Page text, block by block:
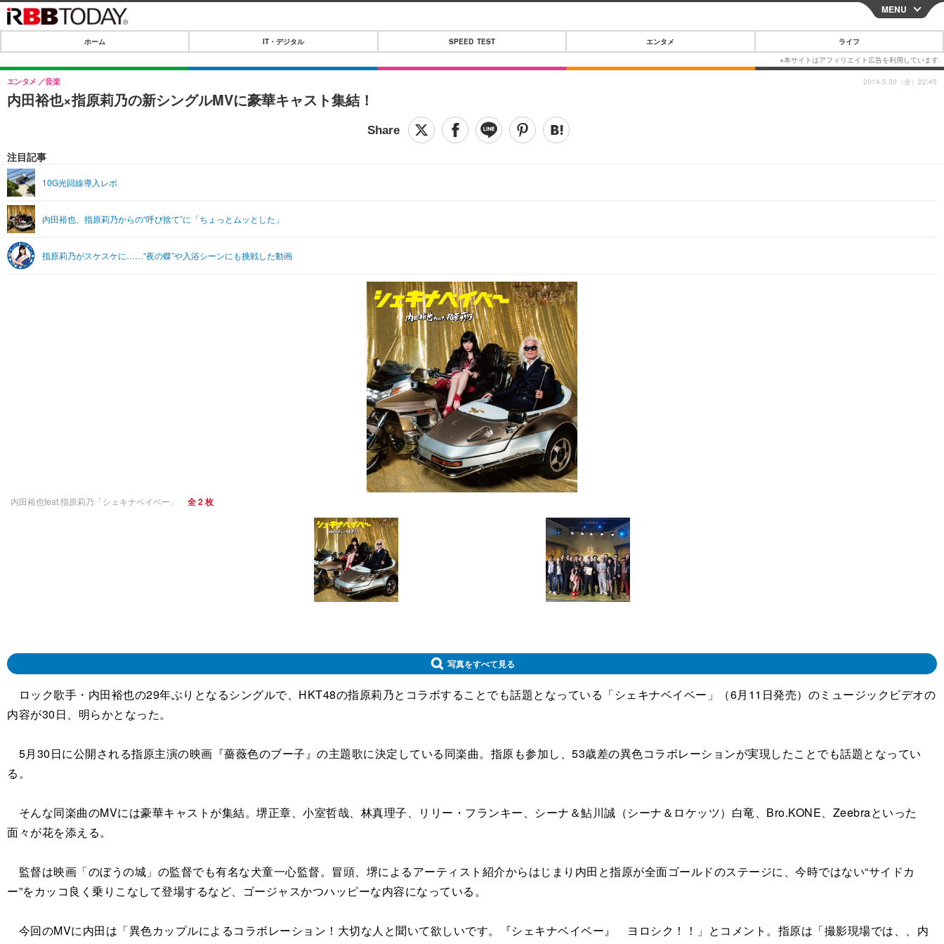
CLOSE
IT・デジタル
IT・デジタルTOP
SPEED TEST
音楽
ライフ
ペット
その他
リリース一覧
プッシュ通知の停止方法
MENU
ホーム IT・デジタル SPEED TEST エンタメ ライフ
内田裕也×指原莉乃の新シングルMVに豪華キャスト集結！
エンタメ 音楽
注目記事
10G光回線導入レポ
内田裕也、指原莉乃からの“呼び捨て”に「ちょっとムッとした」
指原莉乃がスケスケに……“夜の蝶”や入浴シーンにも挑戦した動画
2014.5.30（金）22:45
内田裕也feat.指原莉乃「シェキナベイベー」 全 2 枚
写真をすべて見る
ロック歌手・内田裕也の29年ぶりとなるシングルで、HKT48の指原莉乃とコラボすることでも話題となっている「シェキナベイベー」（6月11日発売）のミュージックビデオの
内容が30日、明らかとなった。
5月30日に公開される指原主演の映画『薔薇色のブー子』の主題歌に決定している同楽曲。指原も参加し、53歳差の異色コラボレーションが実現したことでも話題となってい
る。
そんな同楽曲のMVには豪華キャストが集結。堺正章、小室哲哉、林真理子、リリー・フランキー、シーナ＆鮎川誠（シーナ＆ロケッツ）白竜、Bro.KONE、Zeebraといった
面々が花を添える。
監督は映画「のぼうの城」の監督でも有名な犬童一心監督。冒頭、堺によるアーティスト紹介からはじまり内田と指原が全面ゴールドのステージに、今時ではない“サイドカ
ー”をカッコ良く乗りこなして登場するなど、ゴージャスかつハッピーな内容になっている。
今回のMVに内田は「異色カップルによるコラボレーション！大切な人と聞いて欲しいです。『シェキナベイベー』 ヨロシク！！」とコメント。指原は「撮影現場では、、内